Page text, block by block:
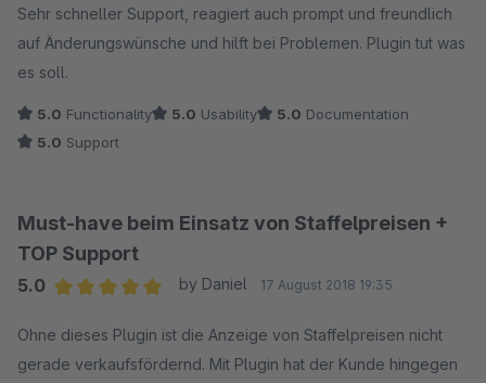
Sehr schneller Support, reagiert auch prompt und freundlich
auf Änderungswünsche und hilft bei Problemen. Plugin tut was
es soll.
5.0 Functionality 5.0 Usability 5.0 Documentation
5.0 Support
Must-have beim Einsatz von Staffelpreisen +
TOP Support
5.0
by Daniel 17 August 2018 19:35
Ohne dieses Plugin ist die Anzeige von Staffelpreisen nicht
gerade verkaufsfördernd. Mit Plugin hat der Kunde hingegen